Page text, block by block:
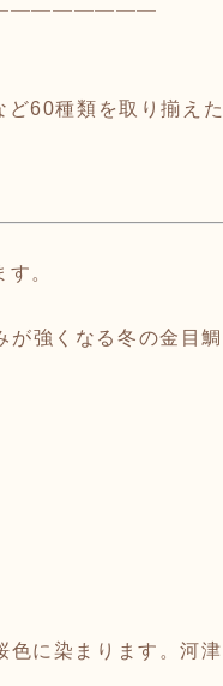
60種類を取り揃え
。
が強くなる冬の金目
に染まります。河